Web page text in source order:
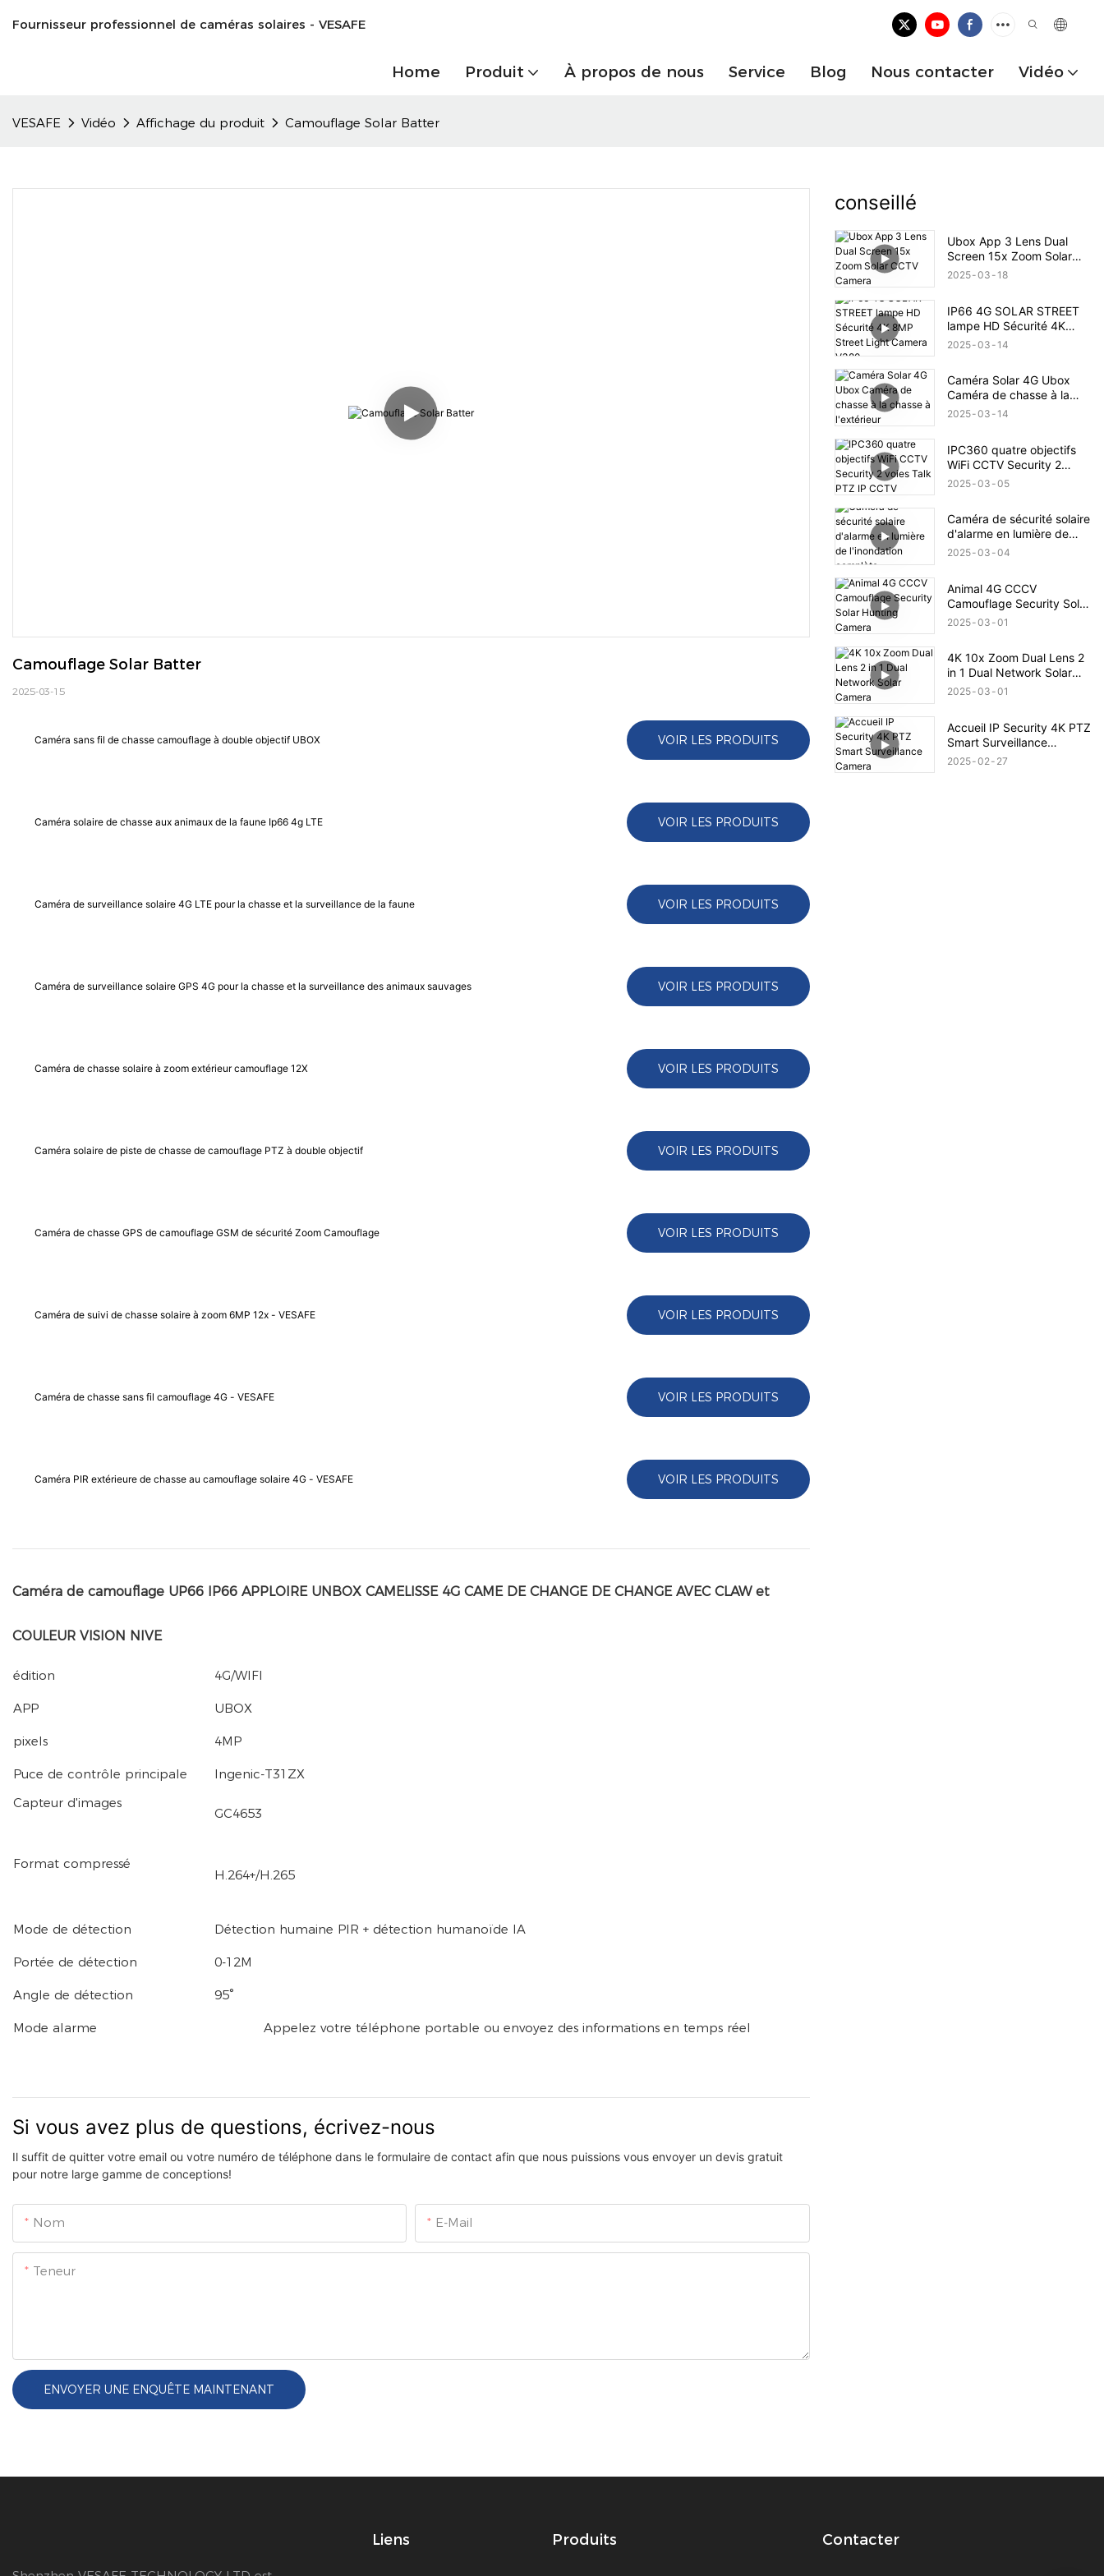
Fournisseur professionnel de caméras solaires - VESAFE
Home Produit À propos de nous Service Blog Nous contacter Vidéo
VESAFE Vidéo Affichage du produit Camouflage Solar Batter
Camouflage Solar Batter
2025-03-15
Caméra sans fil de chasse camouflage à double objectif UBOX VOIR LES PRODUITS
Caméra solaire de chasse aux animaux de la faune Ip66 4g LTE VOIR LES PRODUITS
Caméra de surveillance solaire 4G LTE pour la chasse et la surveillance de la faune VOIR LES PRODUITS
Caméra de surveillance solaire GPS 4G pour la chasse et la surveillance des animaux sauvages VOIR LES PRODUITS
Caméra de chasse solaire à zoom extérieur camouflage 12X VOIR LES PRODUITS
Caméra solaire de piste de chasse de camouflage PTZ à double objectif VOIR LES PRODUITS
Caméra de chasse GPS de camouflage GSM de sécurité Zoom Camouflage VOIR LES PRODUITS
Caméra de suivi de chasse solaire à zoom 6MP 12x - VESAFE VOIR LES PRODUITS
Caméra de chasse sans fil camouflage 4G - VESAFE VOIR LES PRODUITS
Caméra PIR extérieure de chasse au camouflage solaire 4G - VESAFE VOIR LES PRODUITS
Caméra de camouflage UP66 IP66 APPLOIRE UNBOX CAMELISSE 4G CAME DE CHANGE DE CHANGE AVEC CLAW et
COULEUR VISION NIVE
édition 4G/WIFI
APP UBOX
pixels 4MP
Puce de contrôle principale
Ingenic-T31ZX
Capteur d'images
GC4653
Format compressé
H.264+/H.265
Mode de détection Détection humaine PIR + détection humanoïde IA
Portée de détection 0-12M
Angle de détection 95°
Mode alarme Appelez votre téléphone portable ou envoyez des informations en temps réel
Si vous avez plus de questions, écrivez-nous
Il suffit de quitter votre email ou votre numéro de téléphone dans le formulaire de contact afin que nous puissions vous envoyer un devis gratuit
pour notre large gamme de conceptions!
Nom E-Mail
Teneur
ENVOYER UNE ENQUÊTE MAINTENANT
conseillé
Ubox App 3 Lens Dual
Screen 15x Zoom Solar
CCTV Camera
2025 03 18
IP66 4G SOLAR STREET
lampe HD Sécurité 4K
8MP Street Light Camera
2025 03 14
Caméra Solar 4G Ubox
Caméra de chasse à la
chasse à l'extérieur
2025 03 14
IPC360 quatre objectifs
WiFi CCTV Security 2
voies Talk PTZ IP CCTV
2025 03 05
Caméra de sécurité solaire
d'alarme en lumière de
l'inondation complète
2025 03 04
Animal 4G CCCV
Camouflage Security Solar
Hunting Camera
2025 03 01
4K 10x Zoom Dual Lens 2
in 1 Dual Network Solar
Camera
2025 03 01
Accueil IP Security 4K PTZ
Smart Surveillance
Camera
2025 02 27
Liens Produits Contacter